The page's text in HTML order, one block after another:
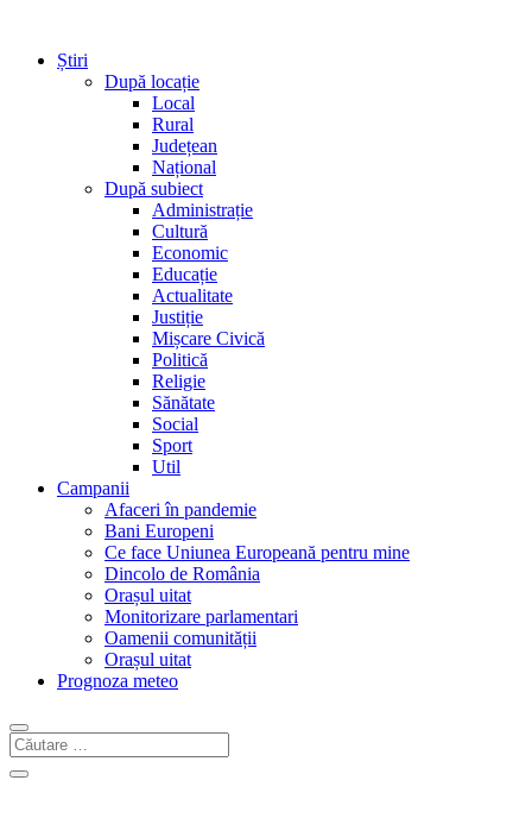
Știri
După locație
Local
Rural
Județean
Național
După subiect
Administrație
Cultură
Economic
Educație
Actualitate
Justiție
Mișcare Civică
Politică
Religie
Sănătate
Social
Sport
Util
Campanii
Afaceri în pandemie
Bani Europeni
Ce face Uniunea Europeană pentru mine
Dincolo de România
Orașul uitat
Monitorizare parlamentari
Oamenii comunității
Orașul uitat
Prognoza meteo